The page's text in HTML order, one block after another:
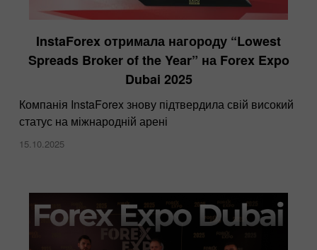
InstaForex отримала нагороду “Lowest
Spreads Broker of the Year” на Forex Expo
Dubai 2025
Компанія InstaForex знову підтвердила свій високий
статус на міжнародній арені
15.10.2025